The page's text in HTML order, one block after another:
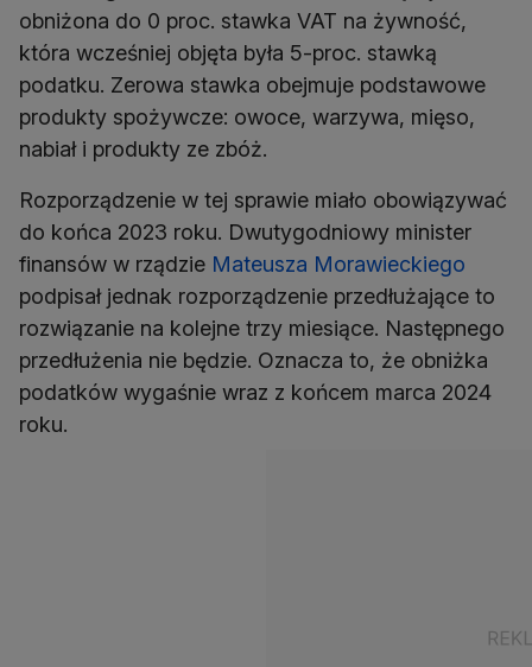
obniżona do 0 proc. stawka VAT na żywność,
która wcześniej objęta była 5-proc. stawką
podatku. Zerowa stawka obejmuje podstawowe
produkty spożywcze: owoce, warzywa, mięso,
nabiał i produkty ze zbóż.
Rozporządzenie w tej sprawie miało obowiązywać
do końca 2023 roku. Dwutygodniowy minister
finansów w rządzie Mateusza Morawieckiego
podpisał jednak rozporządzenie przedłużające to
rozwiązanie na kolejne trzy miesiące. Następnego
przedłużenia nie będzie. Oznacza to, że obniżka
podatków wygaśnie wraz z końcem marca 2024
roku.